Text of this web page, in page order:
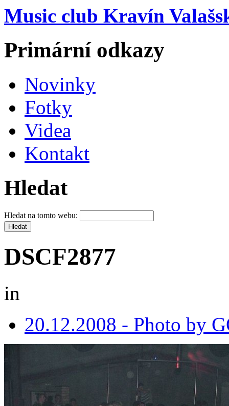
Music club Kravín
Primární odkazy
Novinky
Fotky
Videa
Kontakt
Hledat
Hledat na tomto webu:
DSCF2877
in
20.12.2008 - Photo by